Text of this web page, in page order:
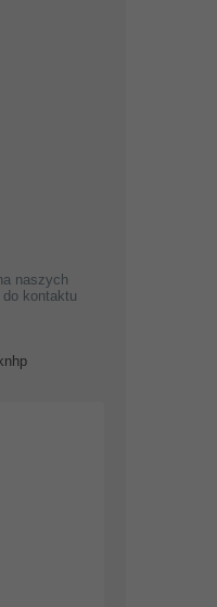
naszych
kontaktu